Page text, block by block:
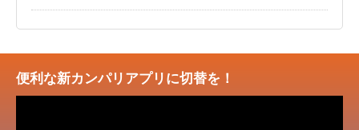
便利な新カンパリアプリに切替を！